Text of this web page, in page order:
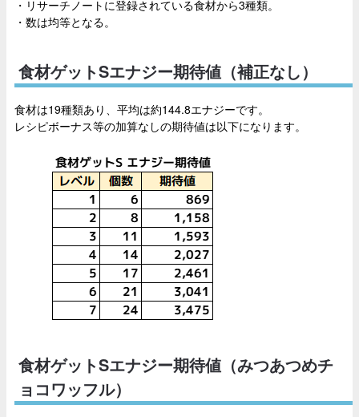
・リサーチノートに登録されている食材から3種類。
・数は均等となる。
食材ゲットSエナジー期待値（補正なし）
食材は19種類あり、平均は約144.8エナジーです。
レシピボーナス等の加算なしの期待値は以下になります。
食材ゲットSエナジー期待値（みつあつめチ
ョコワッフル）